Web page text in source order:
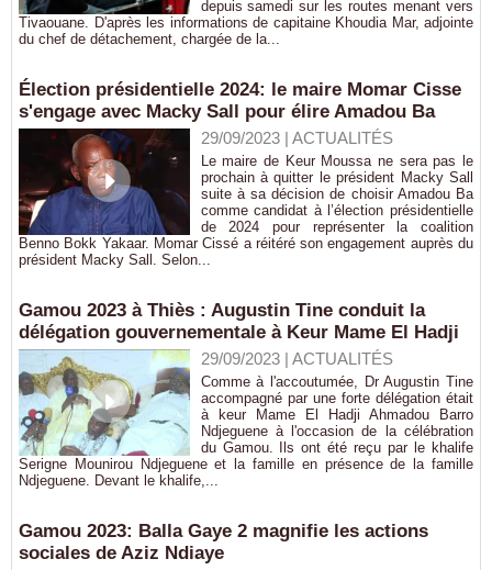
depuis samedi sur les routes menant vers
Tivaouane. D'après les informations de capitaine Khoudia Mar, adjointe
du chef de détachement, chargée de la...
Élection présidentielle 2024: le maire Momar Cisse
s'engage avec Macky Sall pour élire Amadou Ba
29/09/2023| ACTUALITÉS
Le maire de Keur Moussa ne sera pas le
prochain à quitter le président Macky Sall
suite à sa décision de choisir Amadou Ba
comme candidat à l’élection présidentielle
de 2024 pour représenter la coalition
Benno Bokk Yakaar. Momar Cissé a réitéré son engagement auprès du
président Macky Sall. Selon...
Gamou 2023 à Thiès : Augustin Tine conduit la
délégation gouvernementale à Keur Mame El Hadji
29/09/2023| ACTUALITÉS
Comme à l'accoutumée, Dr Augustin Tine
accompagné par une forte délégation était
à keur Mame El Hadji Ahmadou Barro
Ndjeguene à l'occasion de la célébration
du Gamou. Ils ont été reçu par le khalife
Serigne Mounirou Ndjeguene et la famille en présence de la famille
Ndjeguene. Devant le khalife,...
Gamou 2023: Balla Gaye 2 magnifie les actions
sociales de Aziz Ndiaye